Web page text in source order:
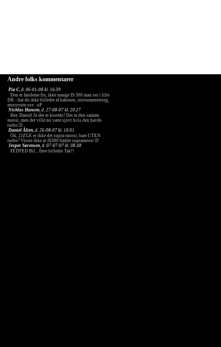
Andre folks kommentarer
Pia C, d. 06-01-08 kl. 16.39
Den er fandeme fin, ikke mange IS 300 man ser i lille
DK - har du ikke billeder af kabinen, instrumentering,
motorrum osv. :oP
Nichlas Hansen, d. 27-08-07 kl. 20.27
Hey Daniel Jo det er korrekt! Det er den samme
motor, men det ville nu være sjovt hvis den havde
turbo:D
Daniel Ålien, d. 26-08-07 kl. 10.01
Ok, 2JZGE er ikke det supra-motor, bare UTEN
turbo? Visste ikke at IS300 hadde supramotor:D
Jesper Sørensen, d. 07-07-07 kl. 08.48
FEDFED Bil... flere billeder Tak!!